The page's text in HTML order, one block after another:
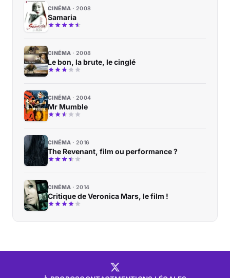
CINÉMA 2008
Samaria
CINÉMA 2008
Le bon, la brute, le cinglé
CINÉMA 2004
Mr Mumble
CINÉMA 2016
The Revenant, film ou performance ?
CINÉMA 2014
Critique de Veronica Mars, le film !